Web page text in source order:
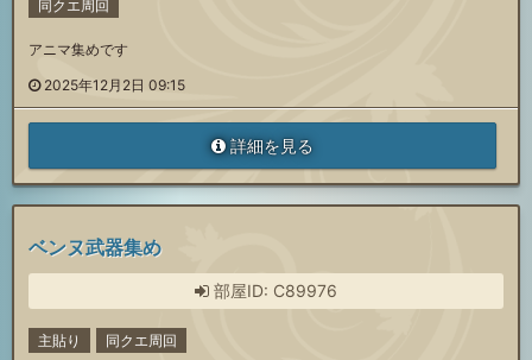
同クエ周回
アニマ集めです
2025年12月2日 09:15
詳細を見る
ベンヌ武器集め
部屋ID: C89976
主貼り 同クエ周回